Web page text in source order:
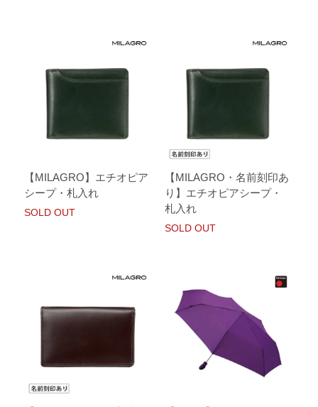
【MILAGRO】エチオピア
シープ・札入れ
SOLD OUT
【MILAGRO・名前刻印あ
り】エチオピアシープ・
札入れ
SOLD OUT